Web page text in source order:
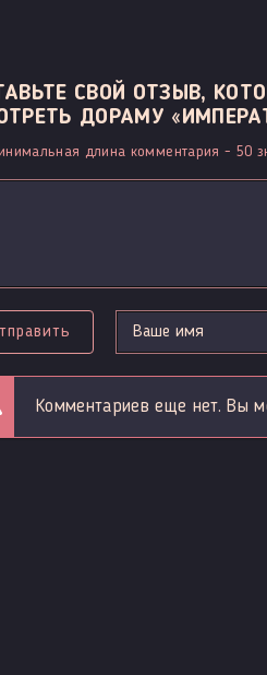
СВОЙ ОТЗЫВ,
ДОРАМУ
длина комментария - 50
Комментариев еще нет. Вы